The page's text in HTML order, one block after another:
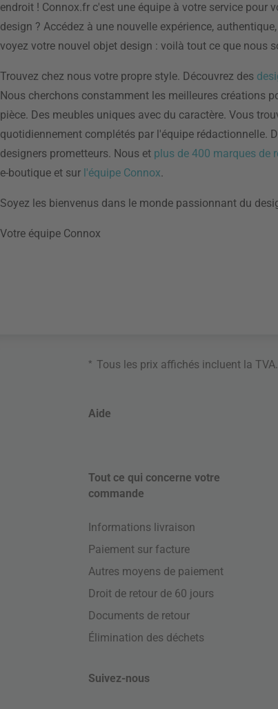
endroit ! Connox.fr c'est une équipe à votre service pour
design ? Accédez à une nouvelle expérience,
voyez votre nouvel objet design : voilà tout ce que nous
Trouvez chez nous votre propre style. Découvrez des
Nous cherchons constamment les meilleures créations
pièce. Des meubles uniques avec du caractère. Vous
quotidiennement complétés par l'équipe rédactionnelle.
designers prometteurs. Nous et plus de 400 marques de
e-boutique et sur l'équipe Connox.
Soyez les bienvenus dans le monde passionnant du
Votre équipe Connox
* Tous les prix affichés incluent la
Aide
Tout ce qui concerne votre
commande
Informations livraison
Paiement sur facture
Autres moyens de paiement
Droit de retour de 60 jours
Documents de retour
Élimination des déchets
Suivez-nous